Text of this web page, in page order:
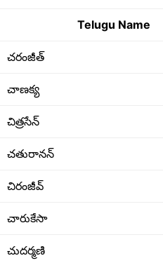
Telugu Name
చరంజీత్
చాణక్య
చిత్రసేన్
చతురానన్
చిరంజీవ్
చారుకేసా
చుదర్మణి